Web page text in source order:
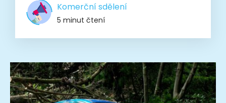
Komerční sdělení
5 minut čtení